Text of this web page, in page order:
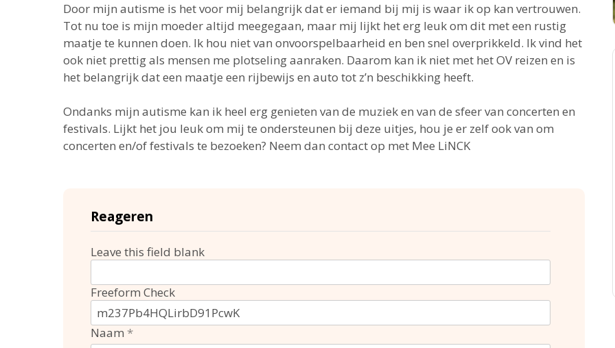
Door mijn autisme is het voor mij belangrijk dat er iemand bij mij is waar ik op kan vertrouwen.
Tot nu toe is mijn moeder altijd meegegaan, maar mij lijkt het erg leuk om dit met een rustig
maatje te kunnen doen. Ik hou niet van onvoorspelbaarheid en ben snel overprikkeld. Ik vind het
ook niet prettig als mensen me plotseling aanraken. Daarom kan ik niet met het OV reizen en is
het belangrijk dat een maatje een rijbewijs en auto tot z’n beschikking heeft.
Ondanks mijn autisme kan ik heel erg genieten van de muziek en van de sfeer van concerten en
festivals. Lijkt het jou leuk om mij te ondersteunen bij deze uitjes, hou je er zelf ook van om
concerten en/of festivals te bezoeken? Neem dan contact op met Mee LiNCK
Reageren
Leave this field blank
Freeform Check
Naam